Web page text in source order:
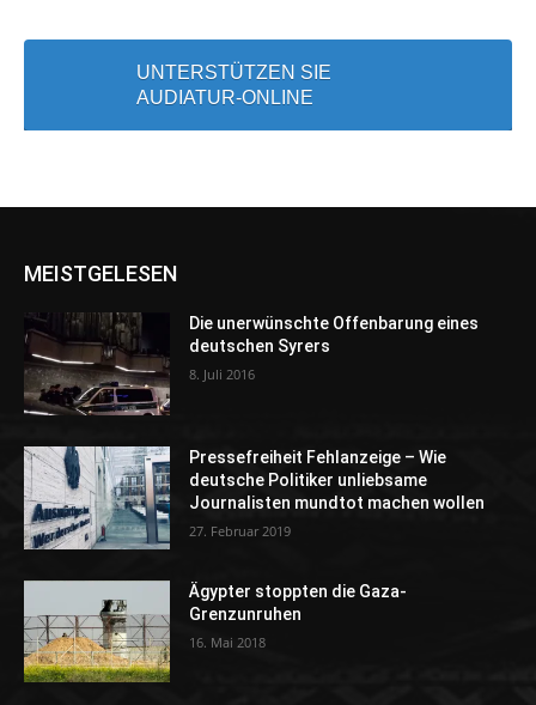
UNTERSTÜTZEN SIE
AUDIATUR-ONLINE
MEISTGELESEN
Die unerwünschte Offenbarung eines
deutschen Syrers
8. Juli 2016
Pressefreiheit Fehlanzeige – Wie
deutsche Politiker unliebsame
Journalisten mundtot machen wollen
27. Februar 2019
Ägypter stoppten die Gaza-
Grenzunruhen
16. Mai 2018